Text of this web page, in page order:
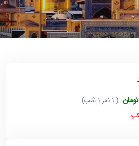
( 1 نفر 1 شب)